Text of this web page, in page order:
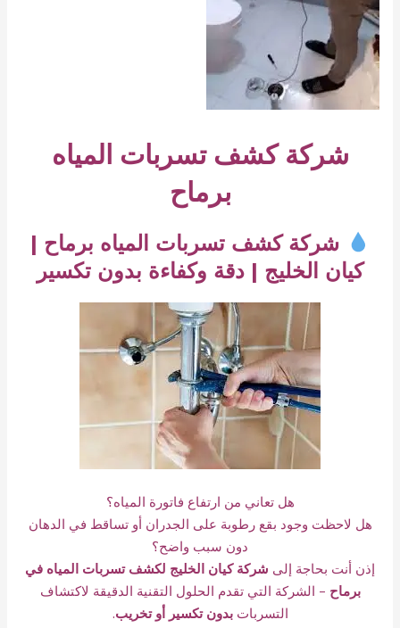
شركة كشف تسربات المياه
برماح
شركة كشف تسربات المياه برماح |
كيان الخليج | دقة وكفاءة بدون تكسير
هل تعاني من ارتفاع فاتورة المياه؟
هل لاحظت وجود بقع رطوبة على الجدران أو تساقط في الدهان
دون سبب واضح؟
إذن أنت بحاجة إلى شركة كيان الخليج لكشف تسربات المياه في
برماح – الشركة التي تقدم الحلول التقنية الدقيقة لاكتشاف
التسرباتبدون تكسير أو تخريب.